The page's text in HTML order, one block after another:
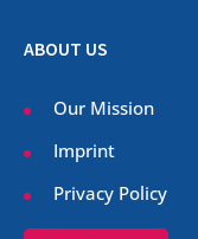
ABOUT US
Our Mission
Imprint
Privacy Policy